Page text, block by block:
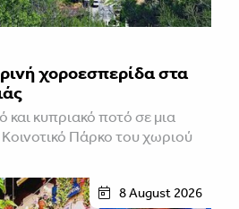
χοροεσπερίδα στα
και κυπριακό ποτό σε μια
Πάρκο του χωριού
8 August 2026